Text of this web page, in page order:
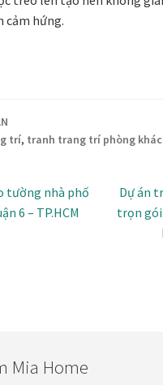
nước ngoài
giao hàng
cảm hứng.
trí, tranh trang trí phòng
tường nhà phố
6 – TP.HCM
Bài
tiếp
Dự án
trọn gói
Mia Home